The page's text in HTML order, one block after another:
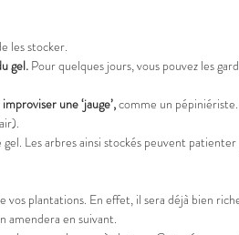
les stocker.
gel. Pour quelques jours, vous pouvez les
improviser une ‘jauge’,comme un pépiniériste.
Les arbres ainsi stockés peuvent
vos plantations. En effet, il sera déjà bien
amendera en suivant.